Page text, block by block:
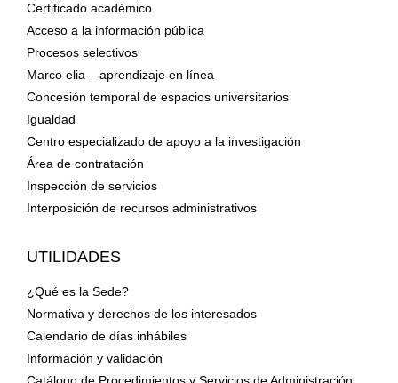
Certificado académico
Acceso a la información pública
Procesos selectivos
Marco elia – aprendizaje en línea
Concesión temporal de espacios universitarios
Igualdad
Centro especializado de apoyo a la investigación
Área de contratación
Inspección de servicios
Interposición de recursos administrativos
UTILIDADES
¿Qué es la Sede?
Normativa y derechos de los interesados
Calendario de días inhábiles
Información y validación